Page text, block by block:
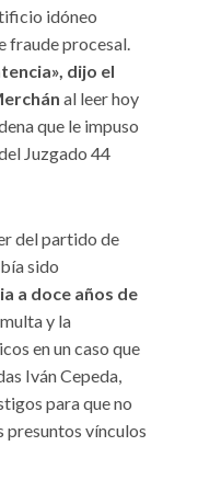
idóneo
fraude procesal.
dijo el
al leer hoy
que le impuso
Juzgado 44
del partido de
sido
a doce años de
y la
en un caso que
Iván Cepeda,
para que no
presuntos vínculos